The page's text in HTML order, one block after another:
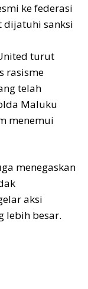
ke federasi
dijatuhi sanksi
turut
rasisme
telah
Maluku
menemui
menegaskan
aksi
lebih besar.